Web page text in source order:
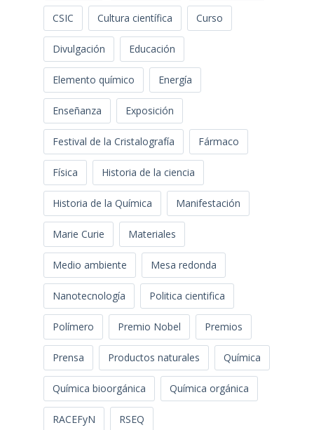
CSIC Cultura científica Curso
Divulgación Educación
Elemento químico Energía
Enseñanza Exposición
Festival de la Cristalografía Fármaco
Física Historia de la ciencia
Historia de la Química Manifestación
Marie Curie Materiales
Medio ambiente Mesa redonda
Nanotecnología Politica cientifica
Polímero Premio Nobel Premios
Prensa Productos naturales Química
Química bioorgánica Química orgánica
RACEFyN RSEQ